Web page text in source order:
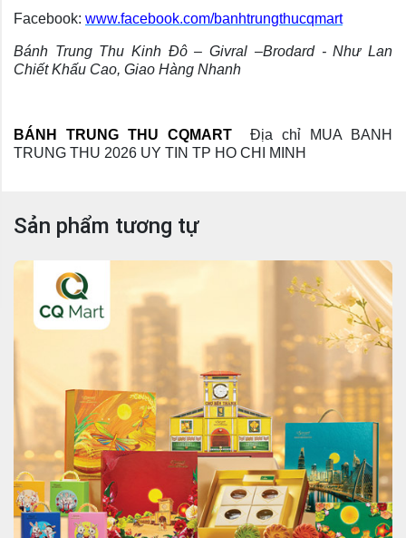
Facebook: www.facebook.com/banhtrungthucqmart
Bánh Trung Thu Kinh Đô – Givral –Brodard - Như Lan
Chiết Khấu Cao, Giao Hàng Nhanh
BÁNH TRUNG THU CQMART
Địa chỉ MUA BANH
TRUNG THU 2026 UY TIN TP HO CHI MINH
Sản phẩm tương tự